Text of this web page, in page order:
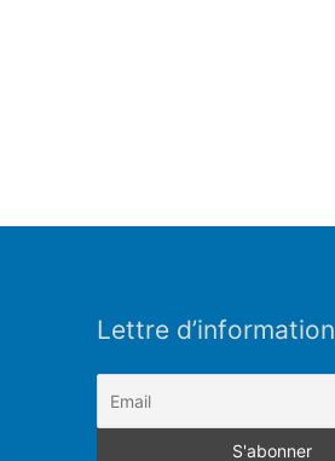
Lettre d’information